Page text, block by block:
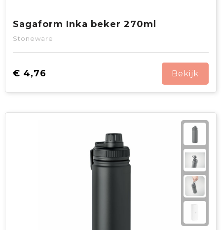
Sagaform Inka beker 270ml
Stoneware
€ 4,76 Bekijk